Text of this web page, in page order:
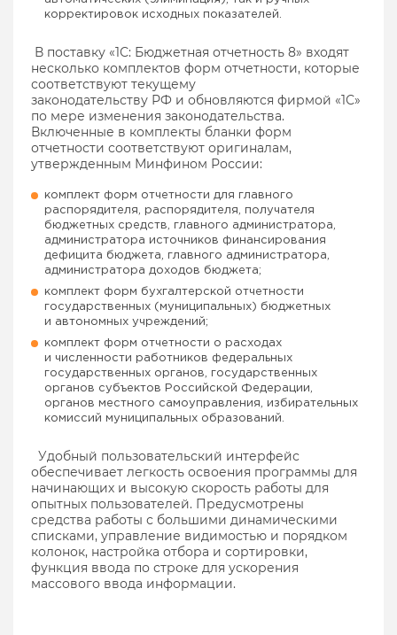
корректировок исходных показателей.
В поставку «1С: Бюджетная отчетность 8» входят
несколько комплектов форм отчетности, которые
соответствуют текущему
законодательству РФ и обновляются фирмой «1С»
по мере изменения законодательства.
Включенные в комплекты бланки форм
отчетности соответствуют оригиналам,
утвержденным Минфином России:
комплект форм отчетности для главного
распорядителя, распорядителя, получателя
бюджетных средств, главного администратора,
администратора источников финансирования
дефицита бюджета, главного администратора,
администратора доходов бюджета;
комплект форм бухгалтерской отчетности
государственных (муниципальных) бюджетных
и автономных учреждений;
комплект форм отчетности о расходах
и численности работников федеральных
государственных органов, государственных
органов субъектов Российской Федерации,
органов местного самоуправления, избирательных
комиссий муниципальных образований.
Удобный пользовательский интерфейс
обеспечивает легкость освоения программы для
начинающих и высокую скорость работы для
опытных пользователей. Предусмотрены
средства работы с большими динамическими
списками, управление видимостью и порядком
колонок, настройка отбора и сортировки,
функция ввода по строке для ускорения
массового ввода информации.